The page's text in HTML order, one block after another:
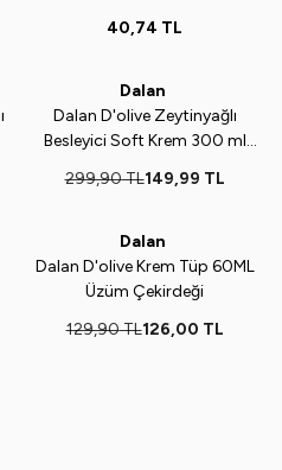
40,74 TL
Dalan
Dalan D'olive Zeytinyağlı
Besleyici Soft Krem 300 ml
299,90TL149,99 TL
Dalan
Dalan D'olive Krem Tüp 60ML
Üzüm Çekirdeği
129,90TL126,00 TL